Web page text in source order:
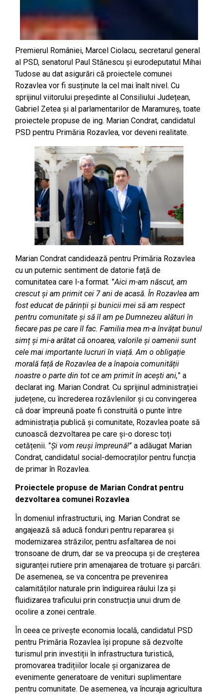
Premierul României, Marcel Ciolacu, secretarul general
al PSD, senatorul Paul Stănescu și eurodeputatul Mihai
Tudose au dat asigurări că proiectele comunei
Rozavlea vor fi susținute la cel mai înalt nivel. Cu
sprijinul viitorului președinte al Consiliului Județean,
Gabriel Zetea și al parlamentarilor de Maramureș, toate
proiectele propuse de ing. Marian Condrat, candidatul
PSD pentru Primăria Rozavlea, vor deveni realitate.
Marian Condrat candidează pentru Primăria Rozavlea
cu un puternic sentiment de datorie față de
comunitatea care l-a format. ”Aici m-am născut, am
crescut și am primit cei 7 ani de acasă. În Rozavlea am
fost educat de părinții și bunicii mei să am respect
pentru comunitate și să îl am pe Dumnezeu alături în
fiecare pas pe care îl fac. Familia mea m-a învățat bunul
simț și mi-a arătat că onoarea, valorile și oamenii sunt
cele mai importante lucruri în viață. Am o obligație
morală față de Rozavlea de a înapoia comunității
noastre o parte din tot ce am primit în acești ani,” a
declarat ing. Marian Condrat. Cu sprijinul administrației
județene, cu încrederea rozăvlenilor și cu convingerea
că doar împreună poate fi construită o punte între
administrația publică și comunitate, Rozavlea poate să
cunoască dezvoltarea pe care și-o doresc toți
cetățenii. ”Și vom reuși împreună!” a adăugat Marian
Condrat, candidatul social-democraților pentru funcția
de primar în Rozavlea.
Proiectele propuse de Marian Condrat pentru
dezvoltarea comunei Rozavlea
În domeniul infrastructurii, ing. Marian Condrat se
angajează să aducă fonduri pentru repararea și
modernizarea străzilor, pentru asfaltarea de noi
tronsoane de drum, dar se va preocupa și de creșterea
siguranței rutiere prin amenajarea de trotuare și parcări.
De asemenea, se va concentra pe prevenirea
calamităților naturale prin îndiguirea râului Iza și
fluidizarea traficului prin construcția unui drum de
ocolire a zonei centrale.
În ceea ce privește economia locală, candidatul PSD
pentru Primăria Rozavlea își propune să dezvolte
turismul prin investiții în infrastructura turistică,
promovarea tradițiilor locale și organizarea de
evenimente generatoare de venituri suplimentare
pentru comunitate. De asemenea, va încuraja agricultura